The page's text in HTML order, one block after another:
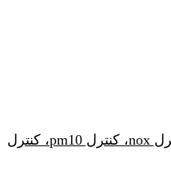
کنترل آلودگی هوا، طراحی بگفیلتر، طراحی سیکلون، طراحی اسکرابر، طراحی رسوب دهنده الکترواستاتیکی، طراحی فیلتراسیون، کاتالیست سه راهه، کنترل nox، کنترل pm10، کنترل